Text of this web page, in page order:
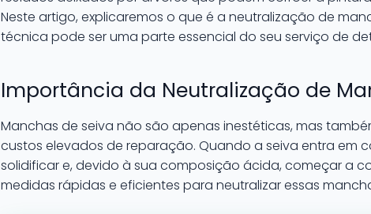
Neste artigo, explicaremos o que é a neutralização de
técnica pode ser uma parte essencial do seu serviço de
Importância da Neutralização de
Manchas de seiva não são apenas inestéticas, mas
custos elevados de reparação. Quando a seiva entra em
solidificar e, devido à sua composição ácida, começar a
medidas rápidas e eficientes para neutralizar essas